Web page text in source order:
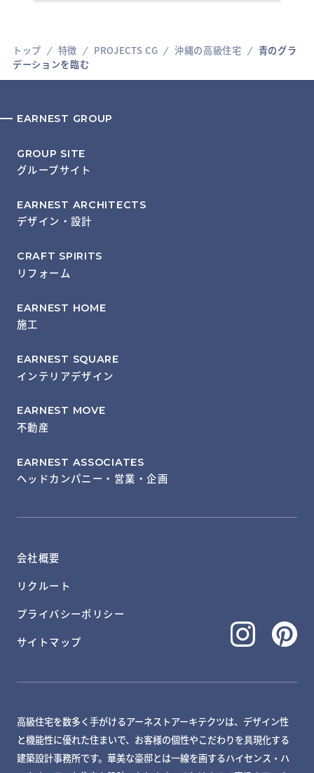
トップ 特徴 PROJECTS CG 沖縄の高級住宅
青のグラ
デーションを臨む
EARNEST GROUP
GROUP SITE
グループサイト
EARNEST ARCHITECTS
デザイン・設計
CRAFT SPIRITS
リフォーム
EARNEST HOME
施工
EARNEST SQUARE
インテリアデザイン
EARNEST MOVE
不動産
EARNEST ASSOCIATES
ヘッドカンパニー・営業・企画
会社概要
リクルート
プライバシーポリシー
サイトマップ
高級住宅を数多く手がけるアーネストアーキテクツは、デザイン性
と機能性に優れた住まいで、お客様の個性やこだわりを具現化する
建築設計事務所です。華美な豪邸とは一線を画するハイセンス・ハ